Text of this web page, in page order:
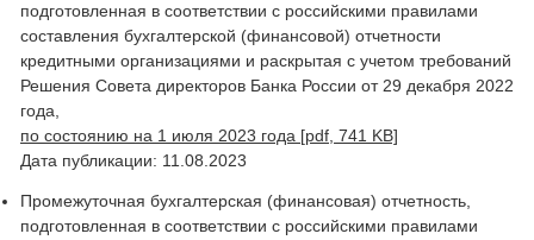
подготовленная в соответствии с российскими правилами
составления бухгалтерской (финансовой) отчетности
кредитными организациями и раскрытая с учетом требований
Решения Совета директоров Банка России от 29 декабря 2022
года,
по состоянию на 1 июля 2023 года [pdf, 741 KB]
Дата публикации: 11.08.2023
Промежуточная бухгалтерская (финансовая) отчетность,
подготовленная в соответствии с российскими правилами